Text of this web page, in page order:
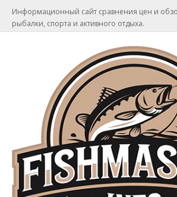
Информационный сайт сравнения цен и
рыбалки, спорта и активного отдыха.